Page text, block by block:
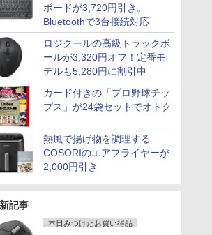
ボードが3,720円引き。
Bluetoothで3台接続対応
ロジクールの高級トラックボ
ールが3,320円オフ！定番モ
デルも5,280円に割引中
カード付きの「プロ野球チッ
プス」が24袋セットでオトク
熱風で揚げ物を調理する
COSORIのエアフライヤーが
2,000円引き
記事
本日みつけたお買い得品